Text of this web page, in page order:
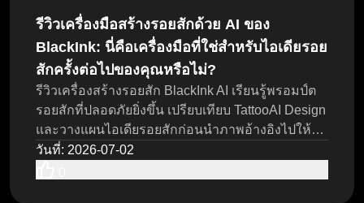
รีวิวเครื่องมือสร้างรอยสักด้วย AI ของ
BlackInk: นี่คือเครื่องมือที่ใช่สำหรับไอเดียรอย
สักครั้งต่อไปของคุณหรือไม่?
รีวิวเครื่องสร้างรอยสัก BlackInk AI เรียนรู้พรอมป์ต
รอยสักที่ปลอดภัยยิ่งขึ้น เปรียบเทียบ TattooAI Design
และวางแผนไอเดียรอยสักก่อนนำภาพอ้างอิงไปให้
ช่างสัก
วันที่: 2026-07-02